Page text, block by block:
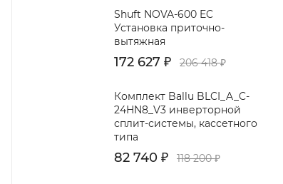
Shuft NOVA-600 EC
Установка приточно-
вытяжная
172 627 ₽ 206 418₽
Комплект Ballu BLCI_A_C-
24HN8_V3 инверторной
сплит-системы, кассетного
типа
82 740 ₽ 118 200₽